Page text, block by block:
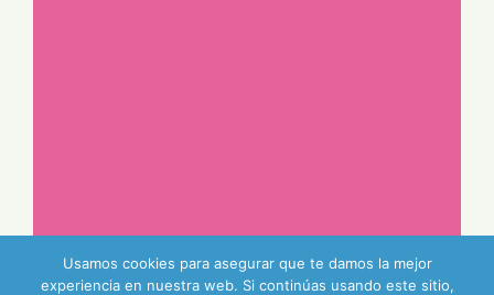
Usamos cookies para asegurar que te damos la mejor
experiencia en nuestra web. Si continúas usando este sitio,